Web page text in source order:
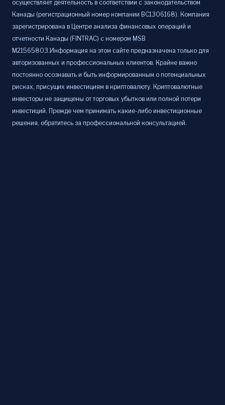
осуществляет деятельность в соответствии с законодательством
Канады (регистрационный номер компании BC1306168). Компания
зарегистрирована в Центре анализа финансовых операций и
отчетности Канады (FINTRAC) с номером MSB
M21565803.Информация на этом сайте предназначена только для
авторизованных и профессиональных клиентов. Крайне важно
постоянно осознавать и быть информированным о потенциальных
рисках, присущих инвестициям в криптовалюту. Криптовалютные
инвесторы не защищены от торговых убытков или полной потери
инвестиций. Прежде чем принимать какие-либо инвестиционные
решения, обратитесь за профессиональной консультацией.